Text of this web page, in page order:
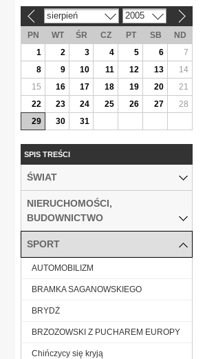
sierpień 2005
PN WT ŚR CZ PT SB
ND
1
2 3 4 5 6
7
8
9 10 11 12 13
14
15
16 17 18 19 20
21
22
23 24 25 26 27
28
29
30 31
SPIS TREŚCI
ŚWIAT
NIERUCHOMOŚCI,
BUDOWNICTWO
SPORT
AUTOMOBILIZM
BRAMKA SAGANOWSKIEGO
BRYDŻ
BRZOZOWSKI Z PUCHAREM EUROPY
Chińczycy się kryją